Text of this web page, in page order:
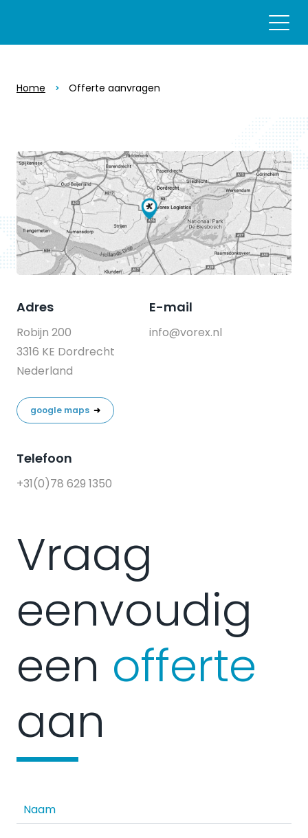
Home Offerte aanvragen
Adres
Robijn 200
3316 KE Dordrecht
Nederland
google maps ➜
E-mail
info@vorex.nl
Telefoon
+31(0)78 629 1350
Vraag
eenvoudig
een offerte
aan